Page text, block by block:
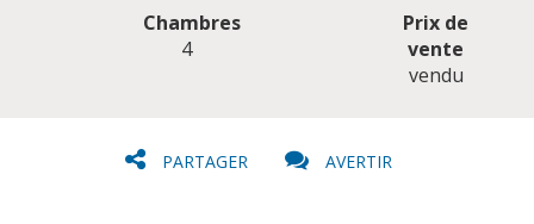
Chambres
4
Prix de
vente
vendu
PARTAGER AVERTIR